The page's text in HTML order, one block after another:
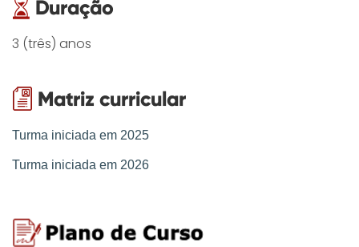
3 (três) anos
Turma iniciada em 2025
Turma iniciada em 2026